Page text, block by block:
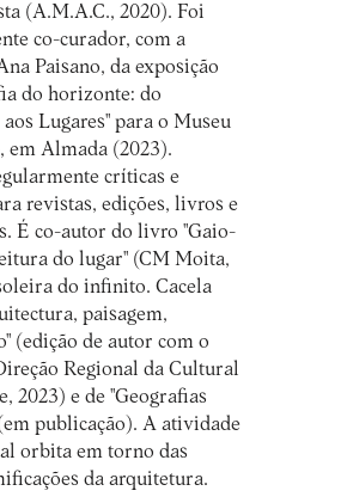
(A.M.A.C., 2020). Foi
co-curador, com a
Paisano, da exposição
do horizonte: do
Lugares" para o Museu
em Almada (2023).
críticas e
revistas, edições, livros e
É co-autor do livro "Gaio-
do lugar" (CM Moita,
do infinito. Cacela
paisagem,
(edição de autor com o
Regional da Cultural
2023) e de "Geografias
publicação). A atividade
orbita em torno das
da arquitetura.